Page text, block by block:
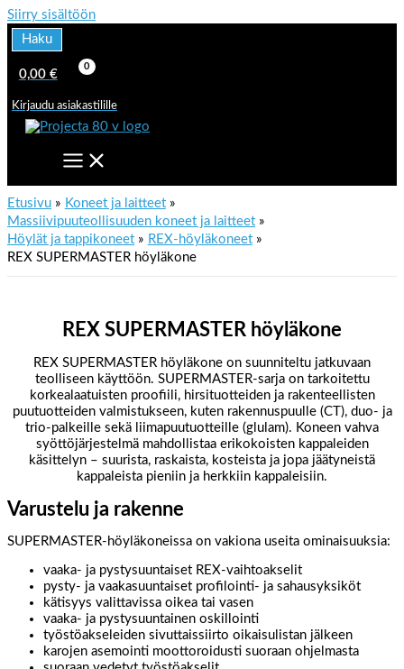
Siirry sisältöön
Haku
0,00 €
Kirjaudu asiakastilille
Etusivu
Koneet ja laitteet
Massiivipuuteollisuuden koneet ja laitteet
Höylät ja tappikoneet
REX-höyläkoneet
REX SUPERMASTER höyläkone
REX SUPERMASTER höyläkone
REX SUPERMASTER höyläkone on suunniteltu jatkuvaan
teolliseen käyttöön. SUPERMASTER-sarja on tarkoitettu
korkealaatuisten proofiili, hirsituotteiden ja rakenteellisten
puutuotteiden valmistukseen, kuten rakennuspuulle (CT), duo- ja
trio-palkeille sekä liimapuutuotteille (glulam). Koneen vahva
syöttöjärjestelmä mahdollistaa erikokoisten kappaleiden
käsittelyn – suurista, raskaista, kosteista ja jopa jäätyneistä
kappaleista pieniin ja herkkiin kappaleisiin.
Varustelu ja rakenne
SUPERMASTER-höyläkoneissa on vakiona useita ominaisuuksia:
vaaka- ja pystysuuntaiset REX-vaihtoakselit
pysty- ja vaakasuuntaiset profilointi- ja sahausyksiköt
kätisyys valittavissa oikea tai vasen
vaaka- ja pystysuuntainen oskillointi
työstöakseleiden sivuttaissiirto oikaisulistan jälkeen
karojen asemointi moottoroidusti suoraan ohjelmasta